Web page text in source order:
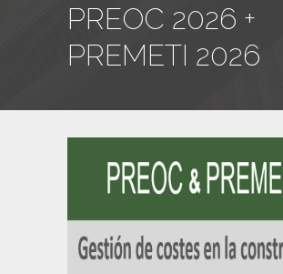
PREOC 2026 +
PREMETI 2026